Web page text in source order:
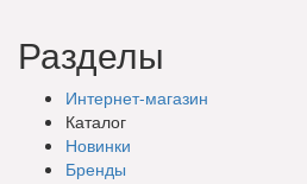
Разделы
Интернет-магазин
Каталог
Новинки
Бренды